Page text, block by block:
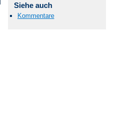
Siehe auch
Kommentare